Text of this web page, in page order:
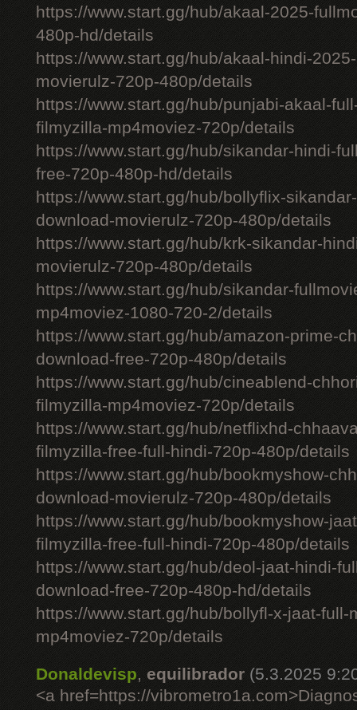
https://www.start.gg/hub/akaal-2025-
480p-hd/details
https://www.start.gg/hub/akaal-hindi-
movierulz-720p-480p/details
https://www.start.gg/hub/punjabi-akaal-
filmyzilla-mp4moviez-720p/details
https://www.start.gg/hub/sikandar-hindi-
free-720p-480p-hd/details
https://www.start.gg/hub/bollyflix-
download-movierulz-720p-480p/details
https://www.start.gg/hub/krk-sikandar-
movierulz-720p-480p/details
https://www.start.gg/hub/sikandar-
mp4moviez-1080-720-2/details
https://www.start.gg/hub/amazon-prime-
download-free-720p-480p/details
https://www.start.gg/hub/cineablend-
filmyzilla-mp4moviez-720p/details
https://www.start.gg/hub/netflixhd-
filmyzilla-free-full-hindi-720p-480p/details
https://www.start.gg/hub/bookmyshow-
download-movierulz-720p-480p/details
https://www.start.gg/hub/bookmyshow-
filmyzilla-free-full-hindi-720p-480p/details
https://www.start.gg/hub/deol-jaat-hindi-
download-free-720p-480p-hd/details
https://www.start.gg/hub/bollyfl-x-jaat-
mp4moviez-720p/details
Donaldevisp, equilibrador (5.3.2025
<a href=https://